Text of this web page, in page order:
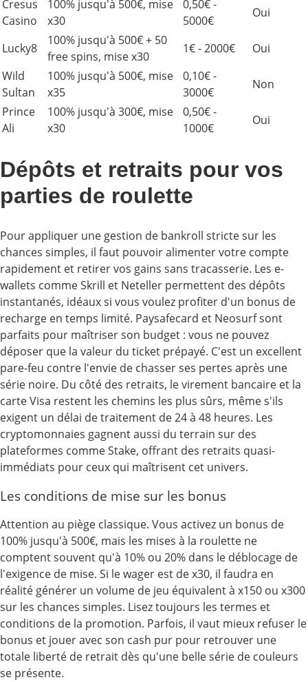
Cresus
Casino
100% jusqu'à 500€, mise
x30
0,50€ -
5000€
Oui
Lucky8
100% jusqu'à 500€ + 50
free spins, mise x30
1€ - 2000€
Oui
Wild
Sultan
100% jusqu'à 500€, mise
x35
0,10€ -
3000€
Non
Prince
Ali
100% jusqu'à 300€, mise
x30
0,50€ -
1000€
Oui
Dépôts et retraits pour vos
parties de roulette
Pour appliquer une gestion de bankroll stricte sur les
chances simples, il faut pouvoir alimenter votre compte
rapidement et retirer vos gains sans tracasserie. Les e-
wallets comme Skrill et Neteller permettent des dépôts
instantanés, idéaux si vous voulez profiter d'un bonus de
recharge en temps limité. Paysafecard et Neosurf sont
parfaits pour maîtriser son budget : vous ne pouvez
déposer que la valeur du ticket prépayé. C'est un excellent
pare-feu contre l'envie de chasser ses pertes après une
série noire. Du côté des retraits, le virement bancaire et la
carte Visa restent les chemins les plus sûrs, même s'ils
exigent un délai de traitement de 24 à 48 heures. Les
cryptomonnaies gagnent aussi du terrain sur des
plateformes comme Stake, offrant des retraits quasi-
immédiats pour ceux qui maîtrisent cet univers.
Les conditions de mise sur les bonus
Attention au piège classique. Vous activez un bonus de
100% jusqu'à 500€, mais les mises à la roulette ne
comptent souvent qu'à 10% ou 20% dans le déblocage de
l'exigence de mise. Si le wager est de x30, il faudra en
réalité générer un volume de jeu équivalent à x150 ou x300
sur les chances simples. Lisez toujours les termes et
conditions de la promotion. Parfois, il vaut mieux refuser le
bonus et jouer avec son cash pur pour retrouver une
totale liberté de retrait dès qu'une belle série de couleurs
se présente.